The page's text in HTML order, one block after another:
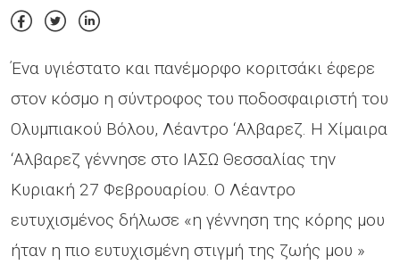
Ένα υγιέστατο και πανέμορφο κοριτσάκι έφερε
στον κόσμο η σύντροφος του ποδοσφαιριστή του
Ολυμπιακού Βόλου, Λέαντρο ‘Αλβαρεζ. Η Χίμαιρα
‘Αλβαρεζ γέννησε στο ΙΑΣΩ Θεσσαλίας την
Κυριακή 27 Φεβρουαρίου. Ο Λέαντρο
ευτυχισμένος δήλωσε «η γέννηση της κόρης μου
ήταν η πιο ευτυχισμένη στιγμή της ζωής μου »